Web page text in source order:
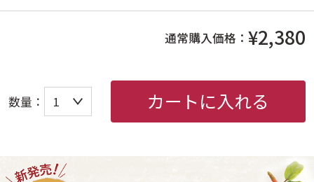
通常購入価格：¥2,380
数量： カートに入れる